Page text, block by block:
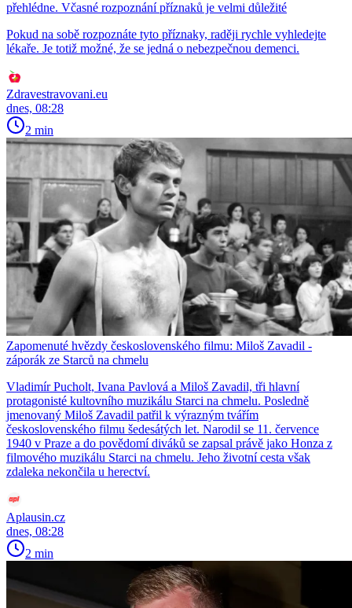
přehlédne. Včasné rozpoznání příznaků je velmi důležité
Pokud na sobě rozpoznáte tyto příznaky, raději rychle vyhledejte
lékaře. Je totiž možné, že se jedná o nebezpečnou demenci.
Zdravestravovani.eu
dnes, 08:28
2 min
Zapomenuté hvězdy československého filmu: Miloš Zavadil -
záporák ze Starců na chmelu
Vladimír Pucholt, Ivana Pavlová a Miloš Zavadil, tři hlavní
protagonisté kultovního muzikálu Starci na chmelu. Posledně
jmenovaný Miloš Zavadil patřil k výrazným tvářím
československého filmu šedesátých let. Narodil se 11. července
1940 v Praze a do povědomí diváků se zapsal právě jako Honza z
filmového muzikálu Starci na chmelu. Jeho životní cesta však
zdaleka nekončila u herectví.
Aplausin.cz
dnes, 08:28
2 min